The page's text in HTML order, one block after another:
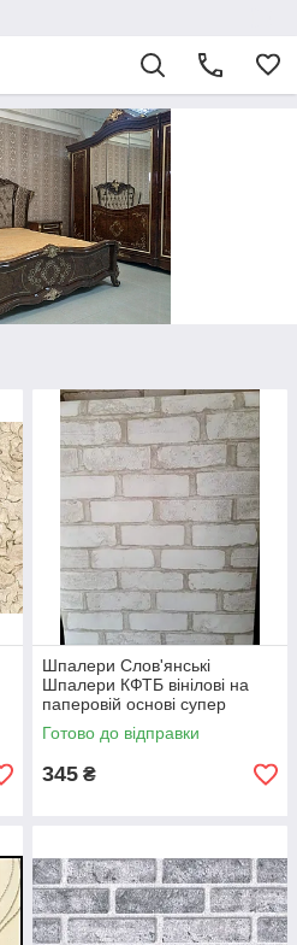
Шпалери Слов'янські
Шпалери КФТБ вінілові на
паперовій основі супер
мийка 10 м*0,53 9В49 Цегла
5522-06
Готово до відправки
345 ₴